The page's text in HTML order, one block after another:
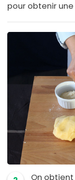
pour obtenir
On